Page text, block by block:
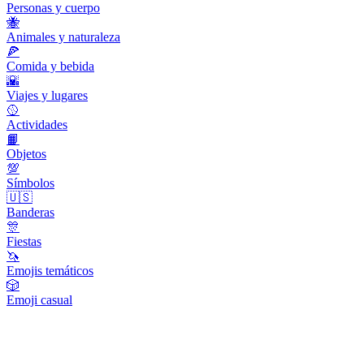
Personas y cuerpo
🐝
Animales y naturaleza
🍕
Comida y bebida
🌇
Viajes y lugares
🥎
Actividades
📙
Objetos
💯
Símbolos
🇺🇸
Banderas
🎊
Fiestas
🦄
Emojis temáticos
🎲
Emoji casual